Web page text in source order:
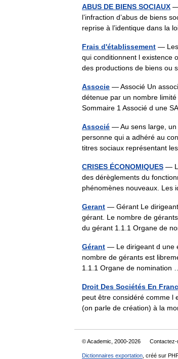
ABUS DE BIENS SOCIAUX —
l’infraction d’abus de biens
reprise à l’identique dans la
Frais d'établissement — Les
qui conditionnent l existence
des productions de biens
Associe — Associé Un
détenue par un nombre
Sommaire 1 Associé d une
Associé — Au sens large, un
personne qui a adhéré au
titres sociaux représentant
CRISES ÉCONOMIQUES —
des dérèglements du
phénomènes nouveaux.
Gerant — Gérant Le
gérant. Le nombre de
du gérant 1.1.1 Organe de
Gérant — Le dirigeant d une
nombre de gérants est
1.1.1 Organe de nomination
Droit Des Sociétés En
peut être considéré comme l
(on parle de création) à la
© Academic, 2000-2026 Contactez-
Dictionnaires exportation , créé sur